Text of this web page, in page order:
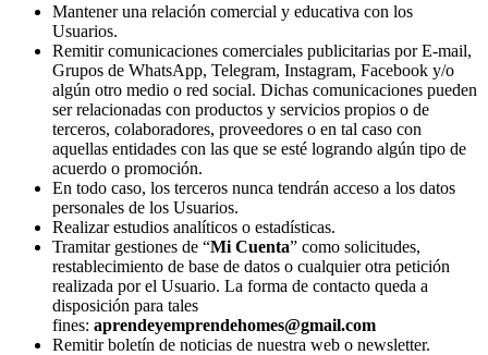
Mantener una relación comercial y educativa con los
Usuarios.
Remitir comunicaciones comerciales publicitarias por E-mail,
Grupos de WhatsApp, Telegram, Instagram, Facebook y/o
algún otro medio o red social. Dichas comunicaciones pueden
ser relacionadas con productos y servicios propios o de
terceros, colaboradores, proveedores o en tal caso con
aquellas entidades con las que se esté logrando algún tipo de
acuerdo o promoción.
En todo caso, los terceros nunca tendrán acceso a los datos
personales de los Usuarios.
Realizar estudios analíticos o estadísticas.
Tramitar gestiones de “Mi Cuenta” como solicitudes,
restablecimiento de base de datos o cualquier otra petición
realizada por el Usuario. La forma de contacto queda a
disposición para tales
fines: aprendeyemprendehomes@gmail.com
Remitir boletín de noticias de nuestra web o newsletter.